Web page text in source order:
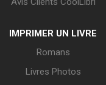
IMPRIMER UN LIVRE
Romans
Livres Photos